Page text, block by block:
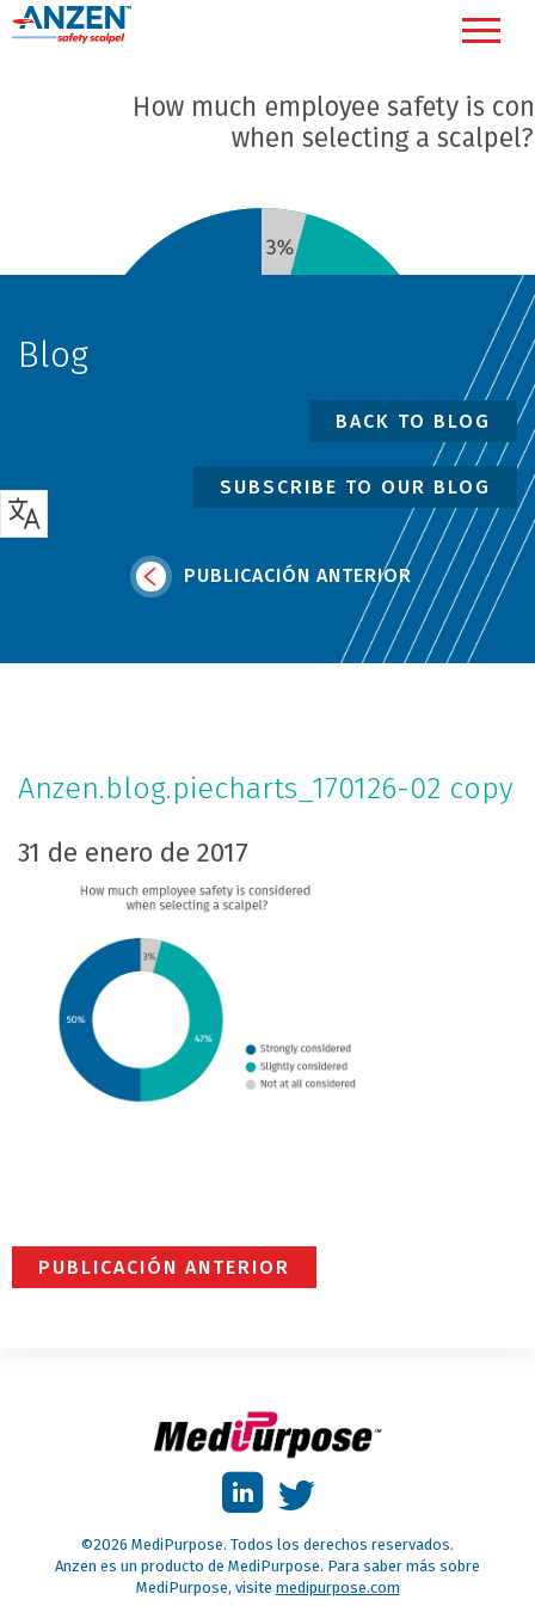
Blog
BACK TO BLOG
SUBSCRIBE TO OUR BLOG
PUBLICACIÓN ANTERIOR
Anzen.blog.piecharts_170126-02 copy
31 de enero de 2017
PUBLICACIÓN ANTERIOR
©2026 MediPurpose. Todos los derechos reservados.
Anzen es un producto de MediPurpose. Para saber más sobre
MediPurpose, visite medipurpose.com